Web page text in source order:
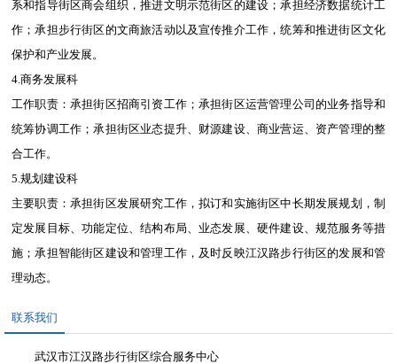
系和指导街区商会组织，推进文明示范街区的建设；承担经济数据统计工
作；承担步行街区的文商旅活动以及宣传推介工作，统筹和推进街区文化
保护和产业发展。
4.商务发展科
工作职责：承担街区招商引资工作；承担街区运营管理公司的业务指导和
统筹协调工作；承担街区业态提升、财源建设、商业营运、资产管理的整
合工作。
5.规划建设科
主要职责：承担街区发展研究工作，拟订和实施街区中长期发展规划，制
定发展目标、功能定位、结构布局、业态发展、硬件建设、规范服务等措
施；承担智能街区建设和管理工作，及时反映江汉路步行街区的发展和管
理动态。
联系我们
武汉市江汉路步行街区综合服务中心